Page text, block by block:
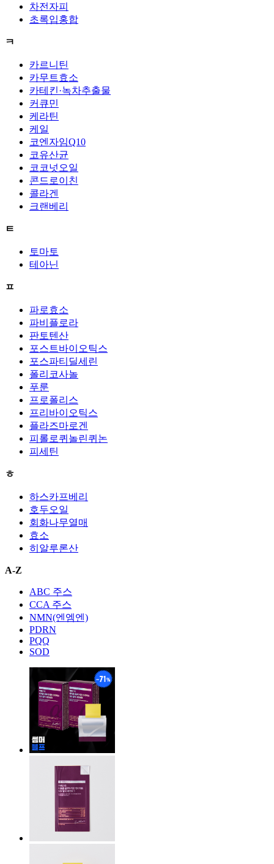
차전자피
초록입홍합
ㅋ
카르니틴
카무트효소
카테킨·녹차추출물
커큐민
케라틴
케일
코엔자임Q10
코유산균
코코넛오일
콘드로이친
콜라겐
크랜베리
ㅌ
토마토
테아닌
ㅍ
파로효소
파비플로라
판토텐산
포스트바이오틱스
포스파티딜세린
폴리코사놀
푸룬
프로폴리스
프리바이오틱스
플라즈마로겐
피롤로퀴놀린퀴논
피세틴
ㅎ
하스카프베리
호두오일
회화나무열매
효소
히알루론산
A-Z
ABC 주스
CCA 주스
NMN(엔엠엔)
PDRN
PQQ
SOD